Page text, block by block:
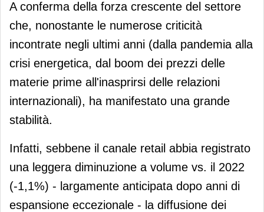
A conferma della forza crescente del settore
che, nonostante le numerose criticità
incontrate negli ultimi anni (dalla pandemia alla
crisi energetica, dal boom dei prezzi delle
materie prime all'inasprirsi delle relazioni
internazionali), ha manifestato una grande
stabilità.
Infatti, sebbene il canale retail abbia registrato
una leggera diminuzione a volume vs. il 2022
(-1,1%) - largamente anticipata dopo anni di
espansione eccezionale - la diffusione dei